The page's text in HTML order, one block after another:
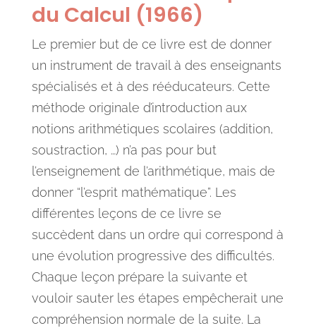
du Calcul (1966)
Le premier but de ce livre est de donner
un instrument de travail à des enseignants
spécialisés et à des rééducateurs. Cette
méthode originale d’introduction aux
notions arithmétiques scolaires (addition,
soustraction, …) n’a pas pour but
l’enseignement de l’arithmétique, mais de
donner “l’esprit mathématique”. Les
différentes leçons de ce livre se
succèdent dans un ordre qui correspond à
une évolution progressive des difficultés.
Chaque leçon prépare la suivante et
vouloir sauter les étapes empêcherait une
compréhension normale de la suite. La